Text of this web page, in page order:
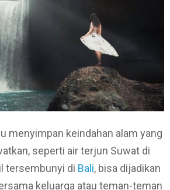
menyimpan keindahan alam yang
seperti air terjun Suwat di
tersembunyi di Bali, bisa dijadikan
keluarga atau teman-teman